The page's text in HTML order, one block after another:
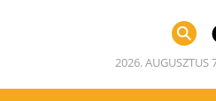
2026. AUGUSZTUS